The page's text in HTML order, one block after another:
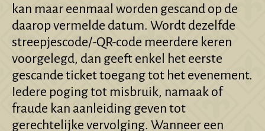
kan maar eenmaal worden gescand op de
daarop vermelde datum. Wordt dezelfde
streepjescode/-QR-code meerdere keren
voorgelegd, dan geeft enkel het eerste
gescande ticket toegang tot het evenement.
Iedere poging tot misbruik, namaak of
fraude kan aanleiding geven tot
gerechtelijke vervolging. Wanneer een